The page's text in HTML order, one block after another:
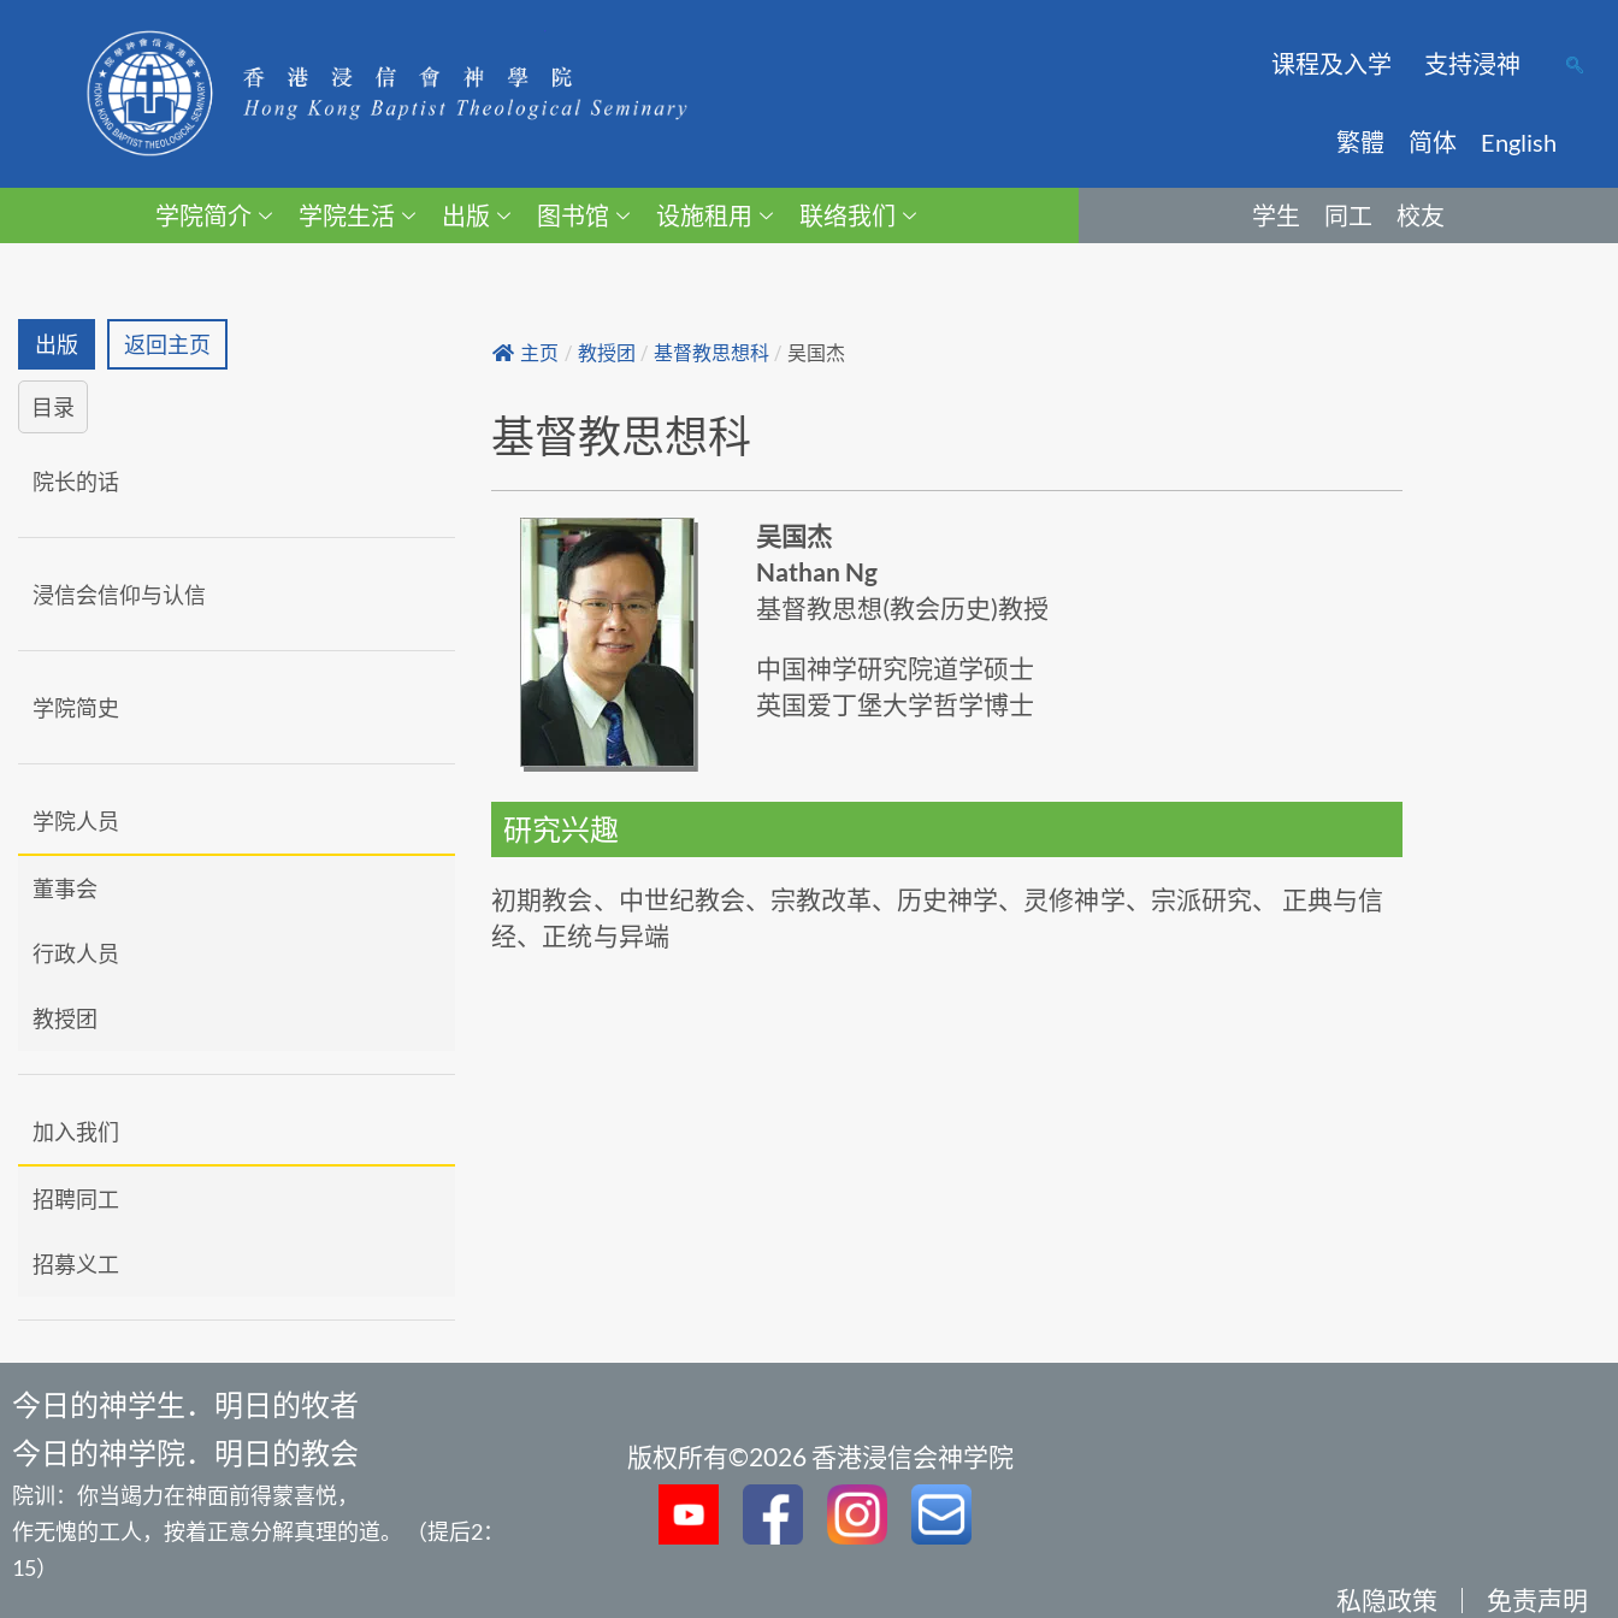
课程及入学 支持浸神
繁體 简体 English
学院简介 学院生活 出版 图书馆 设施租用 联络我们 学生 同工 校友
出版 返回主页
目录
院长的话
浸信会信仰与认信
学院简史
学院人员
董事会
行政人员
教授团
加入我们
招聘同工
招募义工
主页 / 教授团 / 基督教思想科 / 吴国杰
基督教思想科
吴国杰
Nathan Ng
基督教思想(教会历史)教授
中国神学研究院道学硕士
英国爱丁堡大学哲学博士
研究兴趣
初期教会、中世纪教会、宗教改革、历史神学、灵修神学、宗派研究、 正典与信
经、正统与异端
今日的神学生．明日的牧者
今日的神学院．明日的教会
院训：你当竭力在神面前得蒙喜悦，
作无愧的工人，按着正意分解真理的道。 （提后2：
15）
版权所有©2026 香港浸信会神学院
私隐政策 免责声明